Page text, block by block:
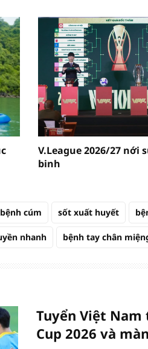
V.League 2026/27 nới
binh
bệnh cúm sốt xuất huyết
nhanh bệnh tay chân
Tuyển Việt
Cup 2026 và